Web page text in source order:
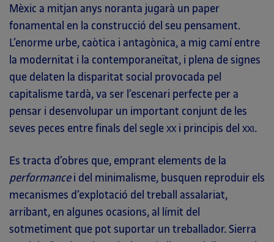
Mèxic a mitjan anys noranta jugarà un paper
fonamental en la construcció del seu pensament.
L’enorme urbe, caòtica i antagònica, a mig camí entre
la modernitat i la contemporaneïtat, i plena de signes
que delaten la disparitat social provocada pel
capitalisme tardà, va ser l’escenari perfecte per a
pensar i desenvolupar un important conjunt de les
seves peces entre finals del segle XX i principis del XXI .
Es tracta d’obres que, emprant elements de la
performancei del minimalisme, busquen reproduir els
mecanismes d’explotació del treball assalariat,
arribant, en algunes ocasions, al límit del
sotmetiment que pot suportar un treballador. Sierra